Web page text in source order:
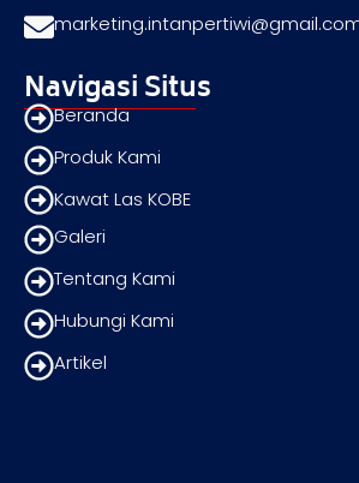
Navigasi Situs
Beranda
Produk Kami
Kawat Las KOBE
Galeri
Tentang Kami
Hubungi Kami
Artikel